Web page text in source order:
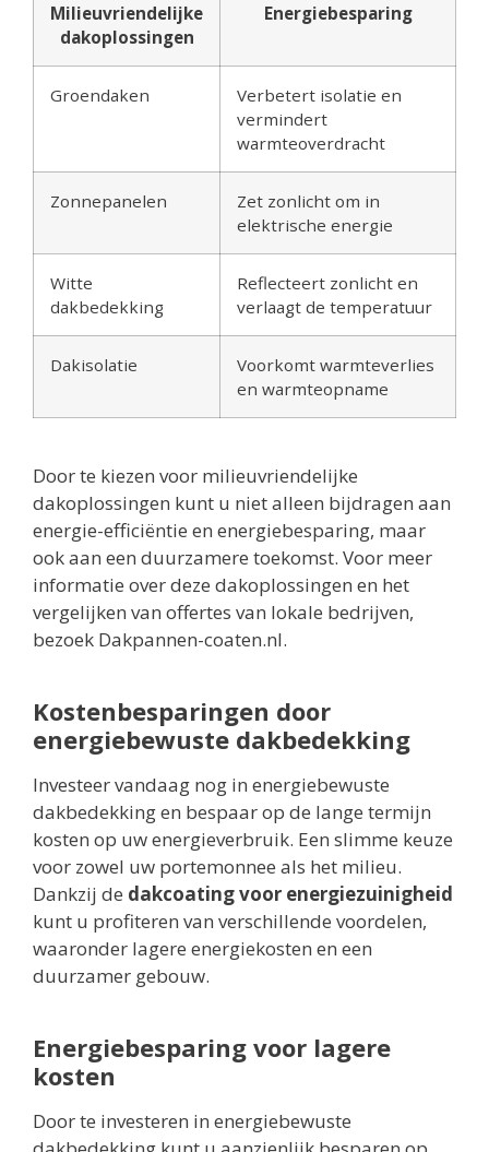
Milieuvriendelijke
dakoplossingen
Energiebesparing
Groendaken
Verbetert isolatie en
vermindert
warmteoverdracht
Zonnepanelen
Zet zonlicht om in
elektrische energie
Witte
dakbedekking
Reflecteert zonlicht en
verlaagt de temperatuur
Dakisolatie
Voorkomt warmteverlies
en warmteopname
Door te kiezen voor milieuvriendelijke
dakoplossingen kunt u niet alleen bijdragen aan
energie-efficiëntie en energiebesparing, maar
ook aan een duurzamere toekomst. Voor meer
informatie over deze dakoplossingen en het
vergelijken van offertes van lokale bedrijven,
bezoek Dakpannen-coaten.nl.
Kostenbesparingen door
energiebewuste dakbedekking
Investeer vandaag nog in energiebewuste
dakbedekking en bespaar op de lange termijn
kosten op uw energieverbruik. Een slimme keuze
voor zowel uw portemonnee als het milieu.
Dankzij de dakcoating voor energiezuinigheid
kunt u profiteren van verschillende voordelen,
waaronder lagere energiekosten en een
duurzamer gebouw.
Energiebesparing voor lagere
kosten
Door te investeren in energiebewuste